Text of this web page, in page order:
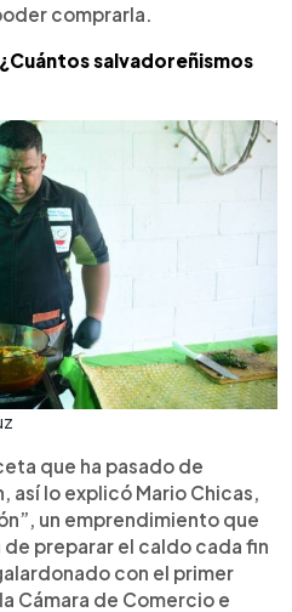
comprarla.
salvadoreñismos
que ha pasado de
así lo explicó Mario Chicas,
un emprendimiento que
preparar el caldo cada fin
con el primer
Cámara de Comercio e